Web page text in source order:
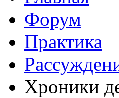
Форум
Практика
Хроники